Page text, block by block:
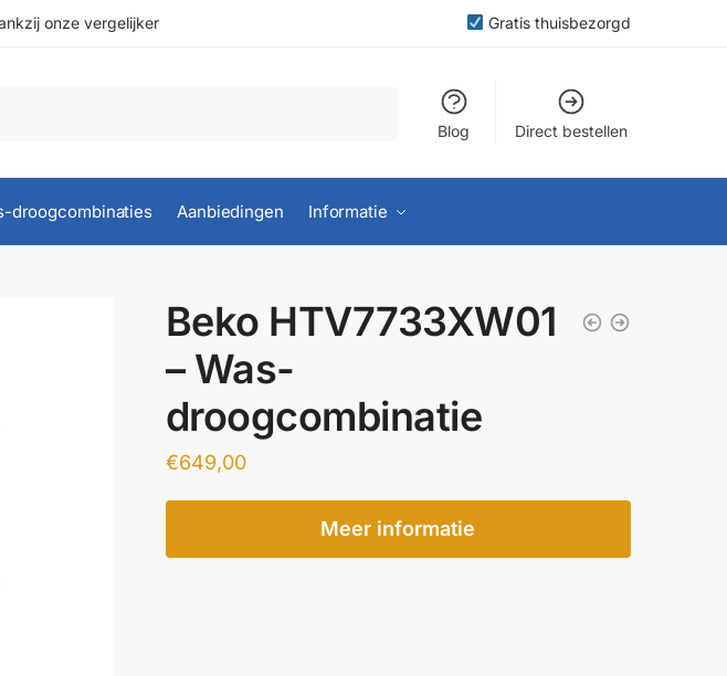
onze vergelijker Gratis thuisbezorgd
Blog Direct bestellen
droogcombinaties Aanbiedingen Informatie
Beko HTV7733XW01
– Was-
droogcombinatie
€649,00
Meer informatie